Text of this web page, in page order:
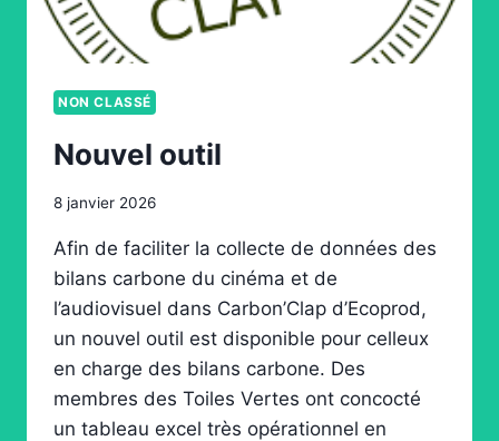
NON CLASSÉ
Nouvel outil
8 janvier 2026
Afin de faciliter la collecte de données des
bilans carbone du cinéma et de
l’audiovisuel dans Carbon’Clap d’Ecoprod,
un nouvel outil est disponible pour celleux
en charge des bilans carbone. Des
membres des Toiles Vertes ont concocté
un tableau excel très opérationnel en